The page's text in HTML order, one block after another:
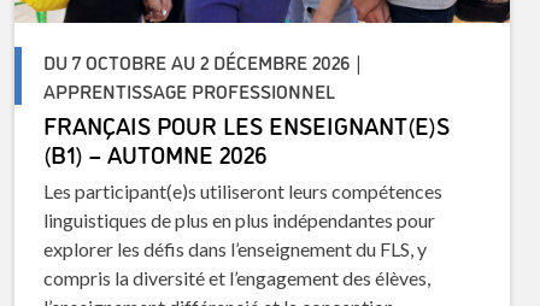
DU 7 OCTOBRE AU 2 DÉCEMBRE 2026 |
APPRENTISSAGE PROFESSIONNEL
FRANÇAIS POUR LES ENSEIGNANT(E)S
(B1) – AUTOMNE 2026
Les participant(e)s utiliseront leurs compétences
linguistiques de plus en plus indépendantes pour
explorer les défis dans l’enseignement du FLS, y
compris la diversité et l’engagement des élèves,